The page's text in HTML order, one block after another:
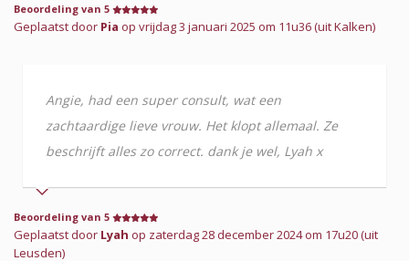
Beoordeling van 5
Geplaatst door Pia op vrijdag 3 januari 2025 om 11u36 (uit Kalken)
Angie, had een super consult, wat een
zachtaardige lieve vrouw. Het klopt allemaal. Ze
beschrijft alles zo correct. dank je wel, Lyah x
Beoordeling van 5
Geplaatst door Lyah op zaterdag 28 december 2024 om 17u20 (uit
Leusden)